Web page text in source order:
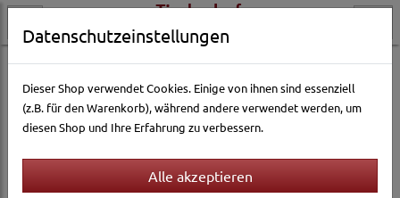
Datenschutzeinstellungen
Dieser Shop verwendet Cookies. Einige von ihnen sind essenziell
(z.B. für den Warenkorb), während andere verwendet werden, um
diesen Shop und Ihre Erfahrung zu verbessern.